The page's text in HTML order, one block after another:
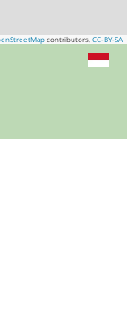
contributors, CC-BY-SA